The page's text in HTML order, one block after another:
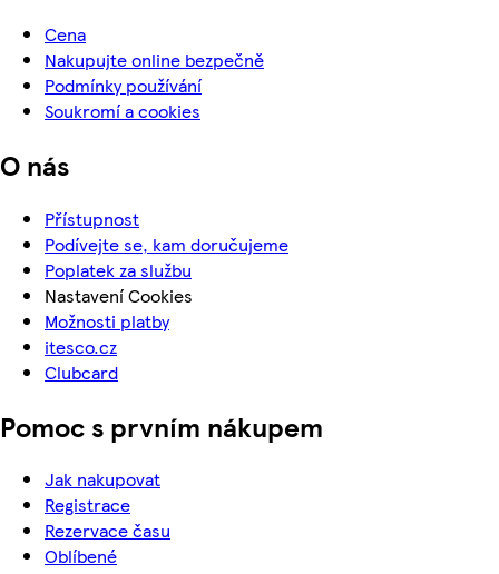
Cena
Nakupujte online bezpečně
Podmínky používání
Soukromí a cookies
O nás
Přístupnost
Podívejte se, kam doručujeme
Poplatek za službu
Nastavení Cookies
Možnosti platby
itesco.cz
Clubcard
Pomoc s prvním nákupem
Jak nakupovat
Registrace
Rezervace času
Oblíbené